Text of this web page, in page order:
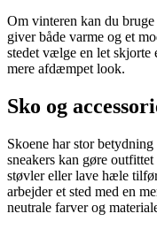
Om vinteren kan du
giver både varme og et
stedet vælge en let
mere afdæmpet look.
Sko og
Skoene har stor
sneakers kan gøre
støvler eller lave hæle
arbejder et sted med en
neutrale farver og